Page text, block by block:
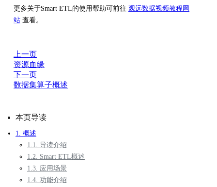
更多关于Smart ETL的使用帮助可前往 观远数据视频教程网
站 查看。
上一页
资源血缘
下一页
数据集算子概述
本页导读
1. 概述
1.1. 导读介绍
1.2. Smart ETL概述
1.3. 应用场景
1.4. 功能介绍